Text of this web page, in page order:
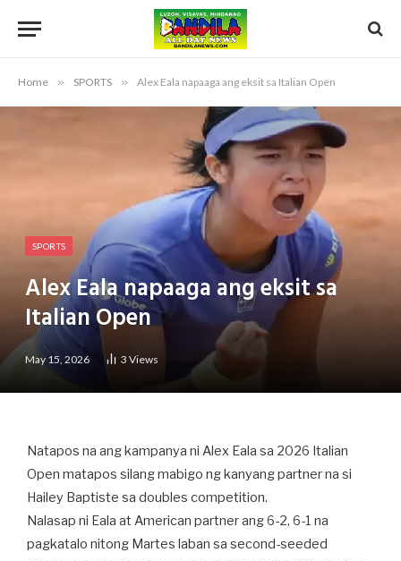
Home » SPORTS » Alex Eala napaaga ang eksit sa Italian Open
SPORTS
Alex Eala napaaga ang eksit sa
Italian Open
May 15, 2026 3 Views
Natapos na ang kampanya ni Alex Eala sa 2026 Italian
Open matapos silang mabigo ng kanyang partner na si
Hailey Baptiste sa doubles competition.
Nalasap ni Eala at American partner ang 6-2, 6-1 na
pagkatalo nitong Martes laban sa second-seeded